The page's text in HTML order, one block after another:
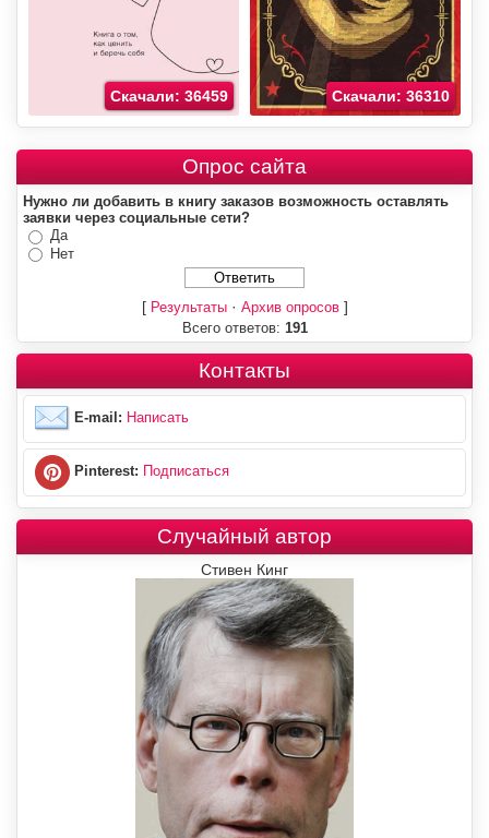
Скачали: 36459 Скачали: 36310
Опрос сайта
Нужно ли добавить в книгу заказов возможность оставлять
заявки через социальные сети?
Да
Нет
[ Результаты· Архив опросов]
Всего ответов: 191
Контакты
E-mail: Написать
Pinterest: Подписаться
Случайный автор
Стивен Кинг